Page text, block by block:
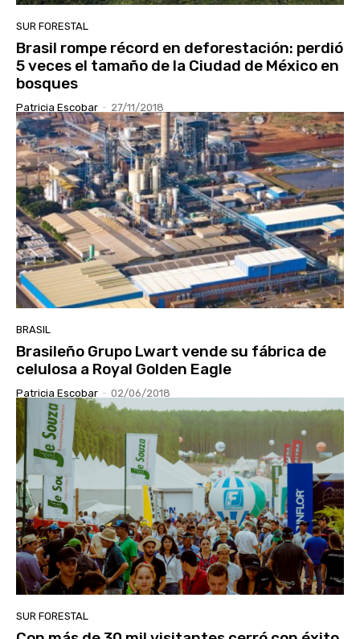
SUR FORESTAL
Brasil rompe récord en deforestación: perdió
5 veces el tamaño de la Ciudad de México en
bosques
Patricia Escobar - 27/11/2018
BRASIL
Brasileño Grupo Lwart vende su fábrica de
celulosa a Royal Golden Eagle
Patricia Escobar - 02/06/2018
SUR FORESTAL